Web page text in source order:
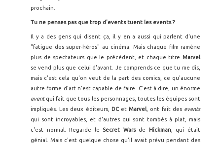
prochain.
Tu ne penses pas que trop d'events tuent les events ?
Il y a des gens qui disent ça, il y en a aussi qui parlent d'une
"fatigue des super-héros" au cinéma. Mais chaque film ramène
plus de spectateurs que le précédent, et chaque titre Marvel
se vend plus que celui d'avant. Je comprends ce que tu me dis,
mais c'est cela qu'on veut de la part des comics, ce qu'aucune
autre forme d'art n'est capable de faire. C'est à dire, un énorme
eventqui fait que tous les personnages, toutes les équipes sont
impliqués. Les deux éditeurs,
DC etMarvel , ont fait des events
qui sont incroyables, et d'autres qui sont tombés à plat, mais
c'est normal. Regarde le Secret Wars de Hickman, qui était
génial. Mais c'est quelque chose qu'il avait prévu pendant des